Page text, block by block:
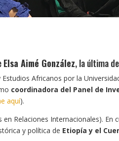
Elsa Aimé González, la última
Africanos por la
coordinadora del Panel de
aquí).
Relaciones Internacionales).
y política de Etiopía y el